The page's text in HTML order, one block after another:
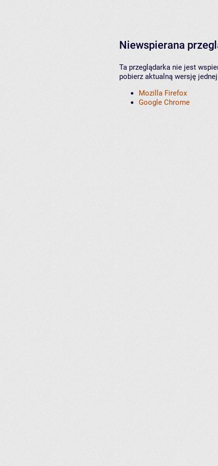
Niewspierana
Ta przeglądarka nie jest
pobierz aktualną wersję
Mozilla Firefox
Google Chrome